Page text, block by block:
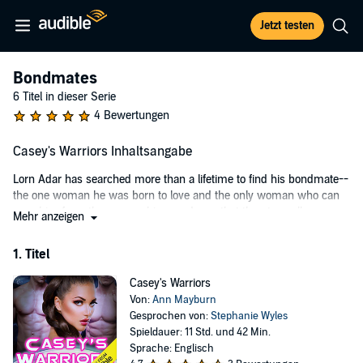
Jetzt testen
Bondmates
6 Titel in dieser Serie
4 Bewertungen
Casey's Warriors Inhaltsangabe
Lorn Adar has searched more than a lifetime to find his bondmate--
the one woman he was born to love and the only woman who can
save him from the approaching madness that threatens all
do all in his power not only to find his mate but to show her a
universe she never knew existed.
Casey Westfall's normal life changes forever when she finds the
sexy, leather-clad man on her doorstep. One innocent kiss leads to
an adventure that will span worlds, and Casey will have to choose
between the man who is the other half of her soul and never seeing
Mehr anzeigen
1. Titel
Casey's Warriors
Von:Ann Mayburn
Gesprochen von:Stephanie Wyles
Spieldauer: 11 Std. und 42 Min.
Sprache: Englisch